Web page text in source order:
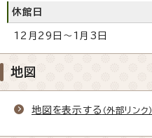
休館日
12月29日～1月3日
地図
地図を表示する （外部リンク）